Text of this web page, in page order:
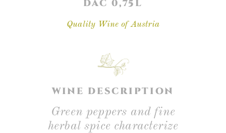
DAC 0,75L
Quality Wine of Austria
WINE DESCRIPTION
Green peppers and fine
herbal spice characterize